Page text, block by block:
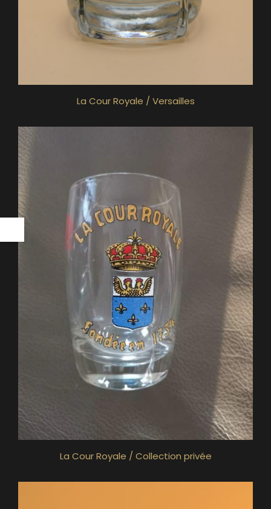
La Cour Royale / Versailles
La Cour Royale / Collection privée